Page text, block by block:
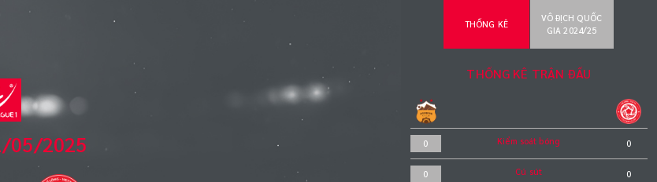
05/2025
THỐNG KÊ
VÔ ĐỊCH QUỐC
GIA 2024/25
THỐNG KÊ TRẬN ĐẤU
0 Kiểm soát bóng 0
0 Cú sút 0